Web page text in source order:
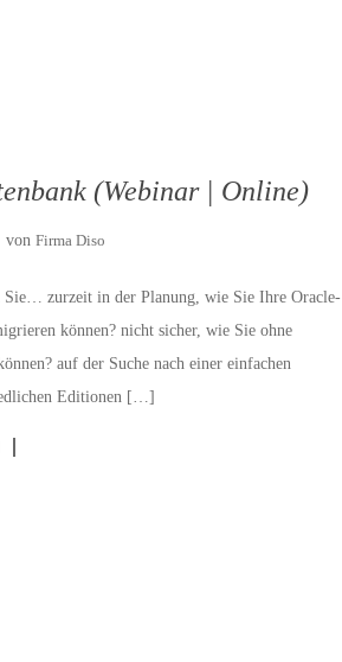
(Webinar | Online)
vonFirma Diso
Sie… zurzeit in der Planung, wie Sie Ihre Oracle-
können? nicht sicher, wie Sie ohne
auf der Suche nach einer einfachen
Editionen […]